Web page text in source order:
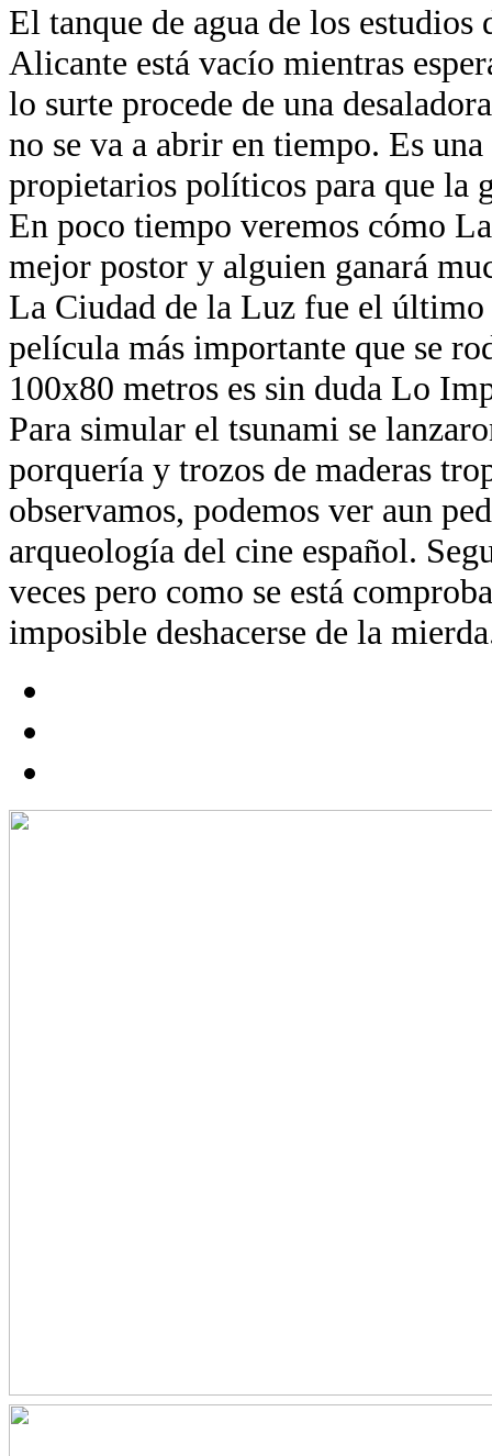
El tanque de agua de los
Alicante está vacío mientras
lo surte procede de una
no se va a abrir en tiempo. Es
propietarios políticos para que la
En poco tiempo veremos cómo
mejor postor y alguien ganará
La Ciudad de la Luz fue el
película más importante que se
100x80 metros es sin duda Lo
Para simular el tsunami se
porquería y trozos de maderas
observamos, podemos ver aun
arqueología del cine español.
veces pero como se está
imposible deshacerse de la